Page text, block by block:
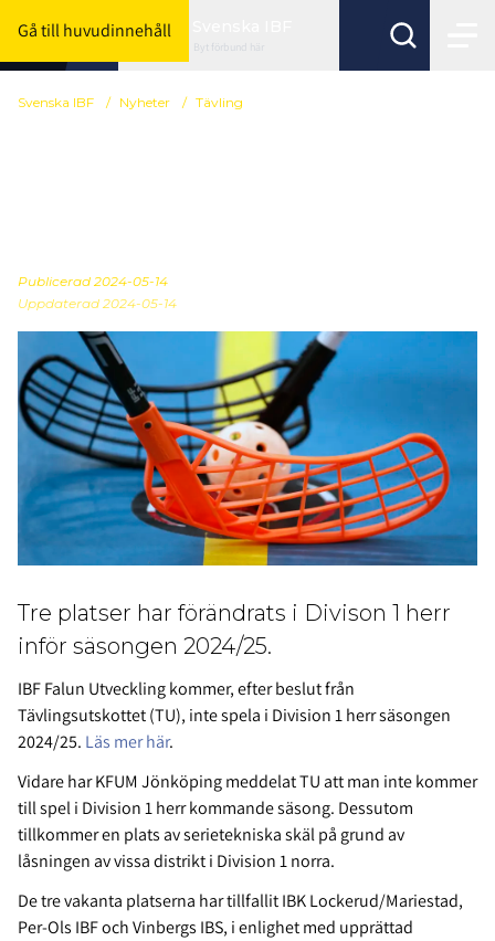
Gå till huvudinnehåll
Byt förbund här
Svenska IBF / Nyheter / Tävling
Publicerad 2024-05-14
Uppdaterad 2024-05-14
Tre platser har förändrats i Divison 1 herr
inför säsongen 2024/25.
IBF Falun Utveckling kommer, efter beslut från
Tävlingsutskottet (TU), inte spela i Division 1 herr säsongen
2024/25. Läs mer här.
Vidare har KFUM Jönköping meddelat TU att man inte kommer
till spel i Division 1 herr kommande säsong. Dessutom
tillkommer en plats av serietekniska skäl på grund av
låsningen av vissa distrikt i Division 1 norra.
De tre vakanta platserna har tillfallit IBK Lockerud/Mariestad,
Per-Ols IBF och Vinbergs IBS, i enlighet med upprättad